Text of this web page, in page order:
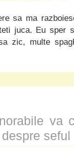
sa ma
juca. Eu sper
zic, multe
va